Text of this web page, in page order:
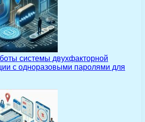
системы двухфакторной
с одноразовыми паролями для